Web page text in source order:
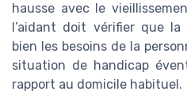
hausse avec le
l’aidant doit vérifier que
bien les besoins de la
situation de handicap
rapport au domicile habituel.